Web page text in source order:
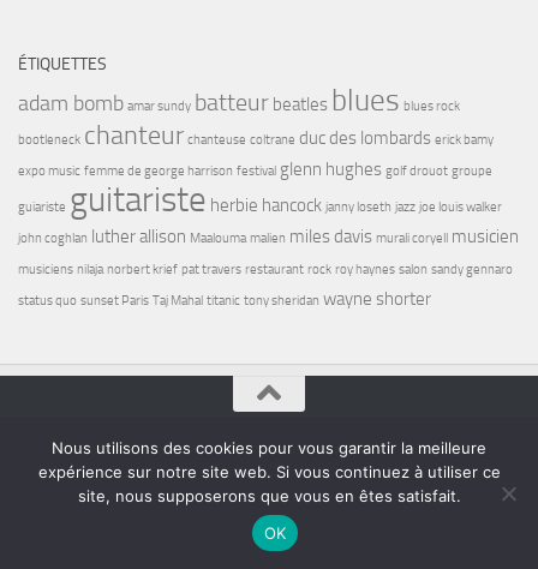
ÉTIQUETTES
adam bomb amar sundy batteur beatles blues blues rock
bootleneck chanteur chanteuse coltrane duc des lombards erick bamy
expo music femme de george harrison festival glenn hughes golf drouot groupe
guiariste guitariste herbie hancock janny loseth jazz joe louis walker
john coghlan luther allison Maalouma malien miles davis murali coryell musicien
musiciens nilaja norbert krief pat travers restaurant rock roy haynes salon sandy gennaro
status quo sunset Paris Taj Mahal titanic tony sheridan wayne shorter
Bel7 Infos © 2026. Tous droits réservés.
Fièrement propulsé par - Conçu parThème Hueman
Nous utilisons des cookies pour vous garantir la meilleure
expérience sur notre site web. Si vous continuez à utiliser ce
site, nous supposerons que vous en êtes satisfait.
OK